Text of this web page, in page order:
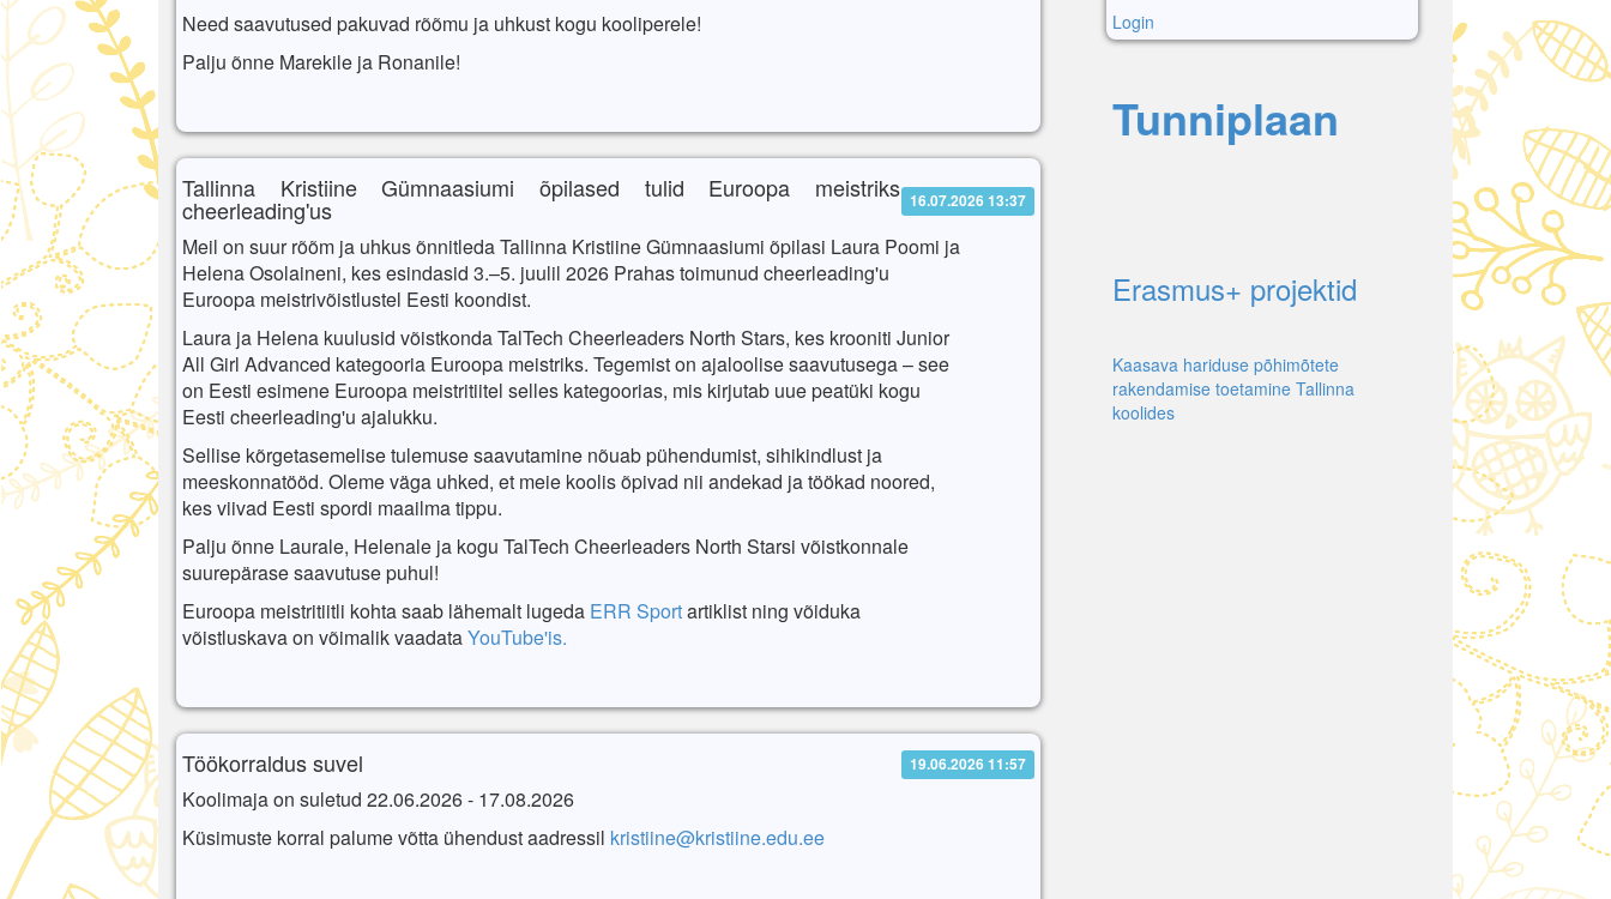
Need saavutused pakuvad rõõmu ja uhkust kogu kooliperele!
Palju õnne Marekile ja Ronanile!
Tallinna Kristiine Gümnaasiumi õpilased tulid Euroopa meistriks
cheerleading'us 16.07.2026 13:37
Meil on suur rõõm ja uhkus õnnitleda Tallinna Kristiine Gümnaasiumi õpilasi Laura Poomi ja
Helena Osolaineni, kes esindasid 3.–5. juulil 2026 Prahas toimunud cheerleading'u
Euroopa meistrivõistlustel Eesti koondist.
Laura ja Helena kuulusid võistkonda TalTech Cheerleaders North Stars, kes krooniti Junior
All Girl Advanced kategooria Euroopa meistriks. Tegemist on ajaloolise saavutusega – see
on Eesti esimene Euroopa meistritiitel selles kategoorias, mis kirjutab uue peatüki kogu
Eesti cheerleading'u ajalukku.
Sellise kõrgetasemelise tulemuse saavutamine nõuab pühendumist, sihikindlust ja
meeskonnatööd. Oleme väga uhked, et meie koolis õpivad nii andekad ja töökad noored,
kes viivad Eesti spordi maailma tippu.
Palju õnne Laurale, Helenale ja kogu TalTech Cheerleaders North Starsi võistkonnale
suurepärase saavutuse puhul!
Euroopa meistritiitli kohta saab lähemalt lugeda ERR Sportartiklist ning võiduka
võistluskava on võimalik vaadataYouTube'is.
Töökorraldus suvel 19.06.2026 11:57
Koolimaja on suletud 22.06.2026 - 17.08.2026
Küsimuste korral palume võtta ühendust aadressil kristiine@kristiine.edu.ee
Login
Tunniplaan
Erasmus+ projektid
Kaasava hariduse põhimõtete
rakendamise toetamine Tallinna
koolides